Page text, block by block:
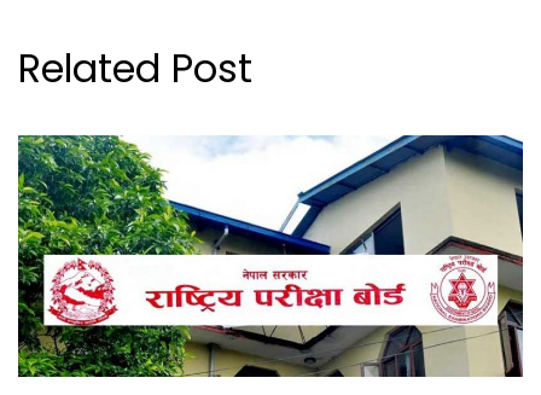
Related Post